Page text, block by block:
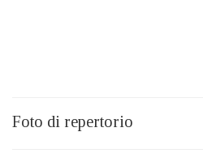
Foto di repertorio